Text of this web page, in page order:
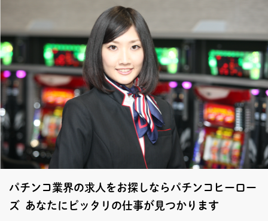
パチンコ業界の求人をお探しならパチンコヒーロー
ズ あなたにピッタリの仕事が見つかります